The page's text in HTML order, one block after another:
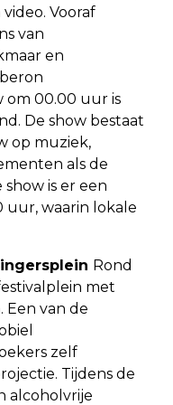
video. Vooraf
van
en
om 00.00 uur is
De show bestaat
op muziek,
als de
is er een
uur, waarin lokale
Rond
met
Een van de
zelf
Tijdens de
alcoholvrije